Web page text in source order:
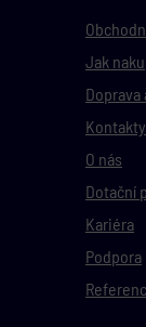
Jak
Doprava
Kontakty
O nás
Dotační
Kariéra
Podpora